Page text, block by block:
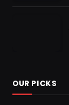
OUR PICKS